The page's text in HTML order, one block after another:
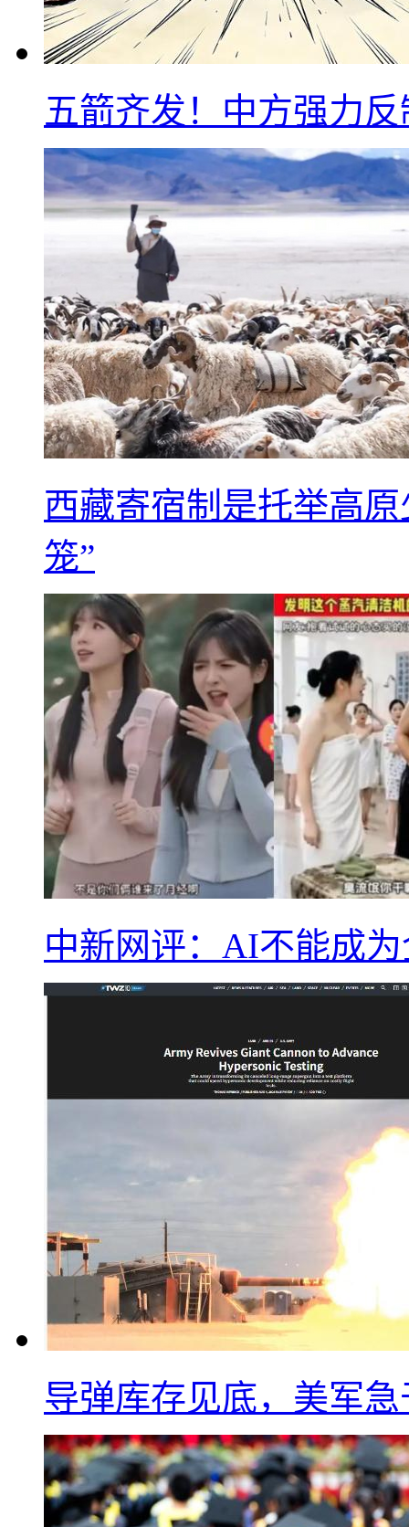
五箭齐发！中方强力
西藏寄宿制是托举高
笼”
中新网评：AI不能成
导弹库存见底，美军